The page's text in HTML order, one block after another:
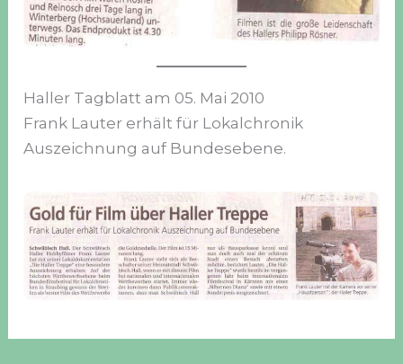
Haller Tagblatt am 05. Mai 2010
Frank Lauter erhält für Lokalchronik
Auszeichnung auf Bundesebene.